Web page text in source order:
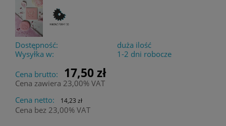
Dostępność:
duża ilość
Wysyłka w:
1-2 dni robocze
Cena brutto:
17,50 zł
Cena zawiera 23,00% VAT
Cena netto:
14,23 zł
Cena bez 23,00% VAT